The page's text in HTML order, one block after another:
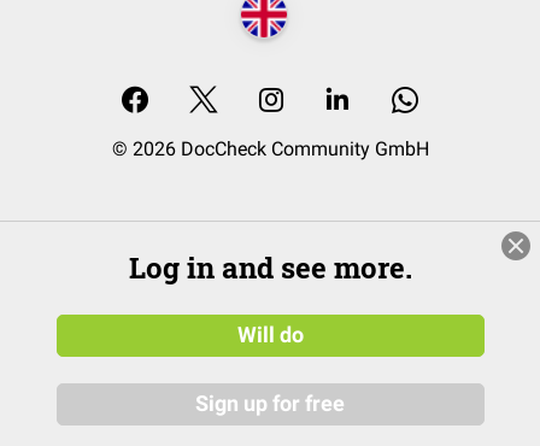
© 2026 DocCheck Community GmbH
Log in and see more.
Will do
Sign up for free